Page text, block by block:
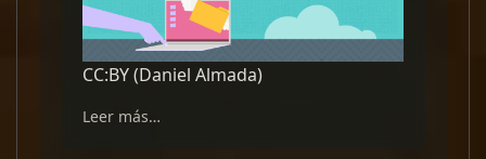
CC:BY (Daniel Almada)
Leer más…